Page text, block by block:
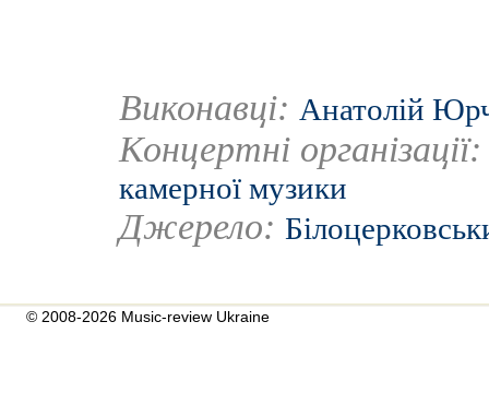
Виконавці: Анатолій
Концертні
камерної музики
Джерело:
© 2008-2026 Music-review Ukraine